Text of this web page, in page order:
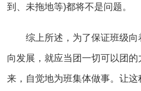
到、未拖地等)都将不是问题。
综上所述，为了保证班级
向发展，就应当团一切可以团
来，自觉地为班集体做事。让这